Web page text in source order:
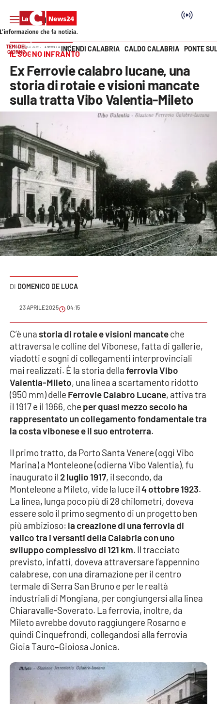
SEZIONI
Cronaca
Politica
Attualità
Economia e lavoro
Italia Mondo
Sanità
Sport
Cultura
Meteo
Editoriali
VIDEO
Ambiente
Cronaca
Cultura
Economia e Lavoro
Politica
Sanità
Società
Sport
RUBRICHE
Good Morning Vietnam
Parchi Marini Calabria
Leggendo Alvaro insieme
Vai
TEMI DEL
GIORNO
INCENDI CALABRIA CALDO CALABRIA PONTE
HOME PAGE ATTUALITÀ
IL SOGNO INFRANTO
Ex Ferrovie calabro lucane, una
storia di rotaie e visioni mancate
sulla tratta Vibo Valentia-Mileto
DOMENICO DE LUCA
23 APRILE 2025 04:15
C’è unastoria di rotaie e visioni mancateche
attraversa le colline del Vibonese, fatta di gallerie,
viadotti e sogni di collegamenti interprovinciali
mai realizzati. È la storia dellaferrovia Vibo
Valentia-Mileto, una linea a scartamento ridotto
(950 mm) delle Ferrovie Calabro Lucane, attiva tra
il 1917 e il 1966, che per quasi mezzo secolo ha
rappresentato un collegamento fondamentale tra
la costa vibonese e il suo entroterra.
Il primo tratto, da Porto Santa Venere (oggi Vibo
Marina) a Monteleone (odierna Vibo Valentia), fu
inaugurato il 2 luglio 1917, il secondo, da
Monteleone a Mileto, vide la luce il4 ottobre 1923.
La linea, lunga poco più di 28 chilometri, doveva
essere solo il primo segmento di un progetto ben
più ambizioso: la creazione di una ferrovia di
valico tra i versanti della Calabria con uno
sviluppo complessivo di 121 km. Il tracciato
previsto, infatti, doveva attraversare l’appennino
calabrese, con una diramazione per il centro
termale di Serra San Bruno e per le realtà
industriali di Mongiana, per congiungersi alla linea
Chiaravalle-Soverato. La ferrovia, inoltre, da
Mileto avrebbe dovuto raggiungere Rosarno e
quindi Cinquefrondi, collegandosi alla ferrovia
Gioia Tauro–Gioiosa Jonica.